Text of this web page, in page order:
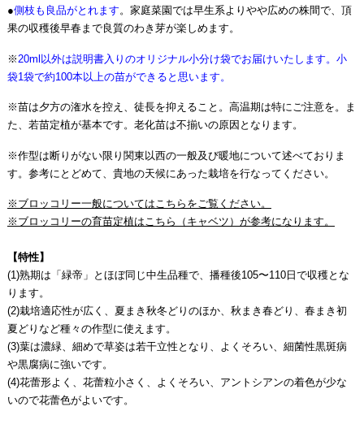
●側枝も良品がとれます。家庭菜園では早生系よりやや広めの株間で、頂
果の収穫後早春まで良質のわき芽が楽しめます。
※ 20ml以外は説明書入りのオリジナル小分け袋でお届けいたします。小
袋1袋で約100本以上の苗ができると思います。
※苗は夕方の潅水を控え、徒長を抑えること。高温期は特にご注意を。ま
た、若苗定植が基本です。老化苗は不揃いの原因となります。
※作型は断りがない限り関東以西の一般及び暖地について述べておりま
す。参考にとどめて、貴地の天候にあった栽培を行なってください。
※ブロッコリー一般についてはこちらをご覧ください。
※ブロッコリーの育苗定植はこちら（キャベツ）が参考になります。
【特性】
(1)熟期は「緑帝」とほぼ同じ中生品種で、播種後105〜110日で収穫とな
ります。
(2)栽培適応性が広く、夏まき秋冬どりのほか、秋まき春どり、春まき初
夏どりなど種々の作型に使えます。
(3)葉は濃緑、細めで草姿は若干立性となり、よくそろい、細菌性黒斑病
や黒腐病に強いです。
(4)花蕾形よく、花蕾粒小さく、よくそろい、アントシアンの着色が少な
いので花蕾色がよいです。